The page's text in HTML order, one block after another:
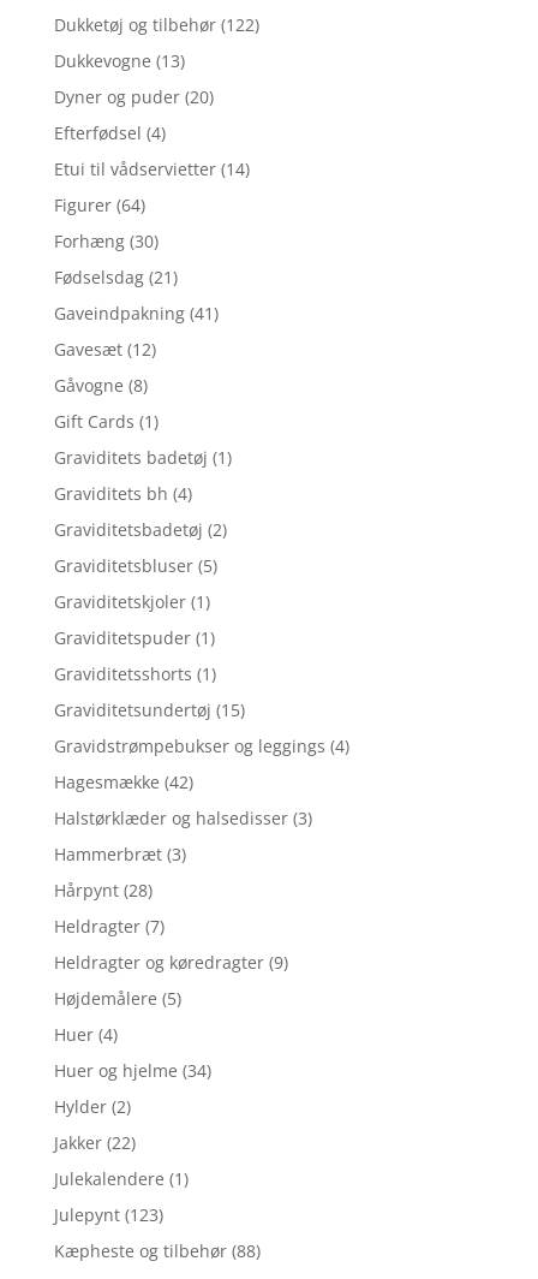
Dukketøj og tilbehør (122)
Dukkevogne (13)
Dyner og puder (20)
Efterfødsel (4)
Etui til vådservietter (14)
Figurer (64)
Forhæng (30)
Fødselsdag (21)
Gaveindpakning (41)
Gavesæt (12)
Gåvogne (8)
Gift Cards (1)
Graviditets badetøj (1)
Graviditets bh (4)
Graviditetsbadetøj (2)
Graviditetsbluser (5)
Graviditetskjoler (1)
Graviditetspuder (1)
Graviditetsshorts (1)
Graviditetsundertøj (15)
Gravidstrømpebukser og leggings (4)
Hagesmække (42)
Halstørklæder og halsedisser (3)
Hammerbræt (3)
Hårpynt (28)
Heldragter (7)
Heldragter og køredragter (9)
Højdemålere (5)
Huer (4)
Huer og hjelme (34)
Hylder (2)
Jakker (22)
Julekalendere (1)
Julepynt (123)
Kæpheste og tilbehør (88)